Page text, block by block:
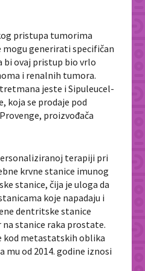
pristupa tumorima
mogu generirati specifičan
bi ovaj pristup bio vrlo
i renalnih tumora.
jeste i Sipuleucel-
koja se prodaje pod
proizvođača
terapiji pri
krvne stanice imunog
stanice, čija je uloga da
koje napadaju i
dentritske stanice
stanice raka prostate.
kod metastatskih oblika
od 2014. godine iznosi